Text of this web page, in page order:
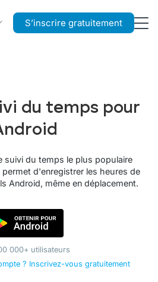
S’inscrire gratuitement
du temps pour
suivi du temps le plus populaire
d'enregistrer les heures de
Android, même en déplacement.
000+ utilisateurs
? Inscrivez-vous gratuitement